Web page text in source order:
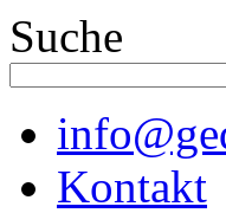
Suche
Kontakt